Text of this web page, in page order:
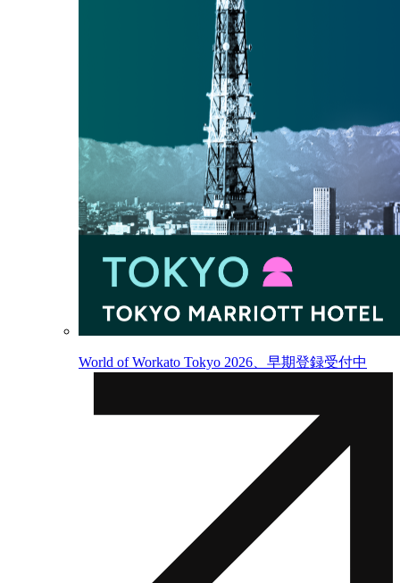
World of Workato Tokyo 2026、早期登録受付中